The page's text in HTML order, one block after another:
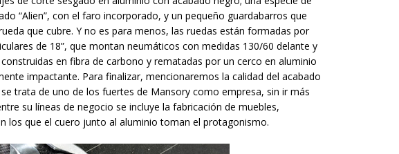
“Alien”, con el faro incorporado, y un pequeño guardabarros que
que cubre. Y no es para menos, las ruedas están formadas por
de 18”, que montan neumáticos con medidas 130/60 delante y
en fibra de carbono y rematadas por un cerco en aluminio
impactante. Para finalizar, mencionaremos la calidad del acabado
trata de uno de los fuertes de Mansory como empresa, sin ir más
su líneas de negocio se incluye la fabricación de muebles,
los que el cuero junto al aluminio toman el protagonismo.